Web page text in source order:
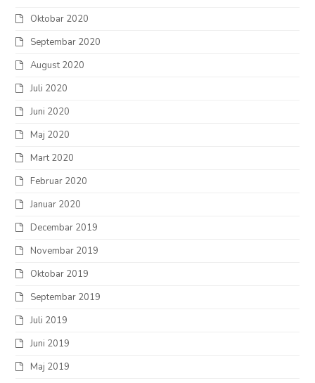
Oktobar 2020
Septembar 2020
August 2020
Juli 2020
Juni 2020
Maj 2020
Mart 2020
Februar 2020
Januar 2020
Decembar 2019
Novembar 2019
Oktobar 2019
Septembar 2019
Juli 2019
Juni 2019
Maj 2019